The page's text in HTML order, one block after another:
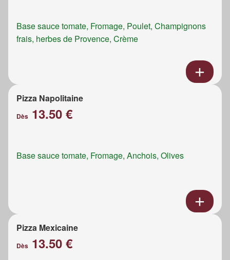
Base sauce tomate, Fromage, Poulet, Champignons
frais, herbes de Provence, Crème
Pizza Napolitaine
Dès 13.50 €
Base sauce tomate, Fromage, Anchois, Olives
Pizza Mexicaine
Dès 13.50 €